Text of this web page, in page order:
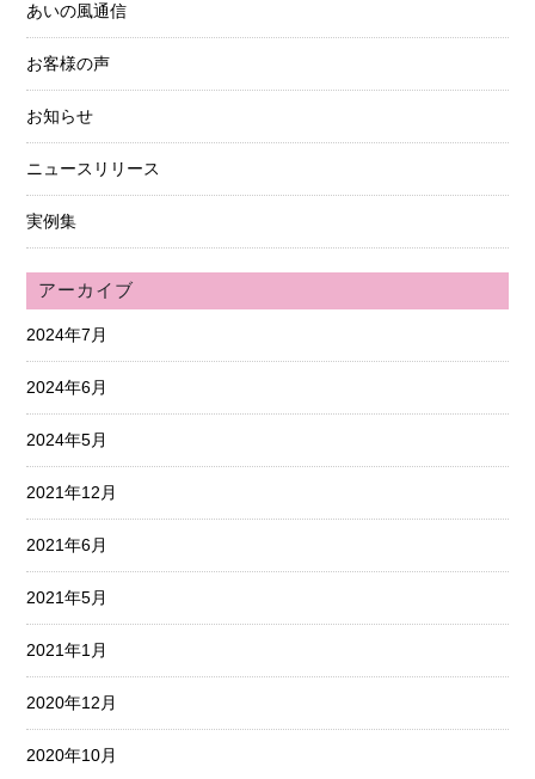
あいの風通信
お客様の声
お知らせ
ニュースリリース
実例集
アーカイブ
2024年7月
2024年6月
2024年5月
2021年12月
2021年6月
2021年5月
2021年1月
2020年12月
2020年10月